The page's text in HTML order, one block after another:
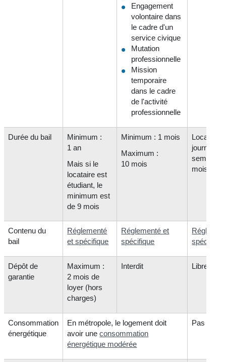
Engagement
volontaire dans
le cadre d'un
service civique
Mutation
professionnelle
Mission
temporaire
dans le cadre
de l'activité
professionnelle
Durée du bail
Minimum :
1 an
Mais si le
locataire est
étudiant, le
minimum est
de 9 mois
Minimum : 1 mois
Maximum :
10 mois
Location
journée, à
semaine
mois
Contenu du
bail
Réglementé
et spécifique
Réglementé et
spécifique
spécifique
Dépôt de
garantie
Maximum :
2 mois de
loyer (hors
charges)
Interdit Libre
Consommation
énergétique
En métropole, le logement doit
avoir uneconsommation
énergétique modérée
Pas de